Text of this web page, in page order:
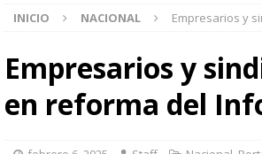
[ agosto 7, 2026 ]
evidencias clave en
[ agosto 6, 2026 ]
unidad en el PAN
INICIO NACIONAL Empresarios y
Empresarios y
en reforma del